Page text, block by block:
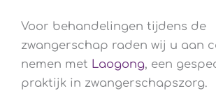
Voor behandelingen tijdens de
zwangerschap raden wij u aan
nemen met Laogong, een
praktijk in zwangerschapszorg.